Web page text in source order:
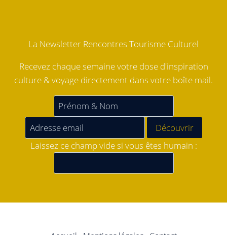
La Newsletter Rencontres Tourisme Culturel
Recevez chaque semaine votre dose d'inspiration
culture & voyage directement dans votre boîte mail.
Laissez ce champ vide si vous êtes humain :